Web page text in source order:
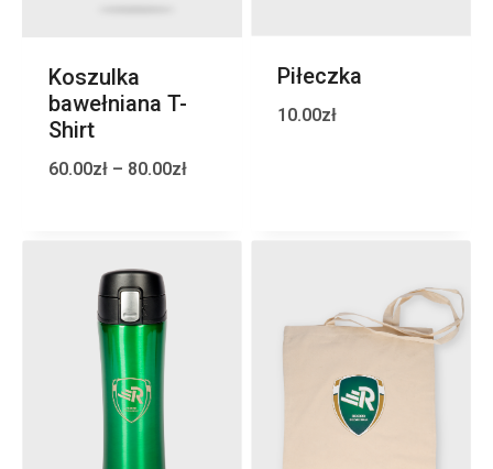
Koszulka
bawełniana T-
Shirt
60.00zł – 80.00zł
Piłeczka
10.00zł